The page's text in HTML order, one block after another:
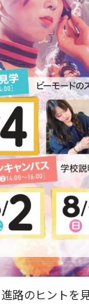
路のヒントを